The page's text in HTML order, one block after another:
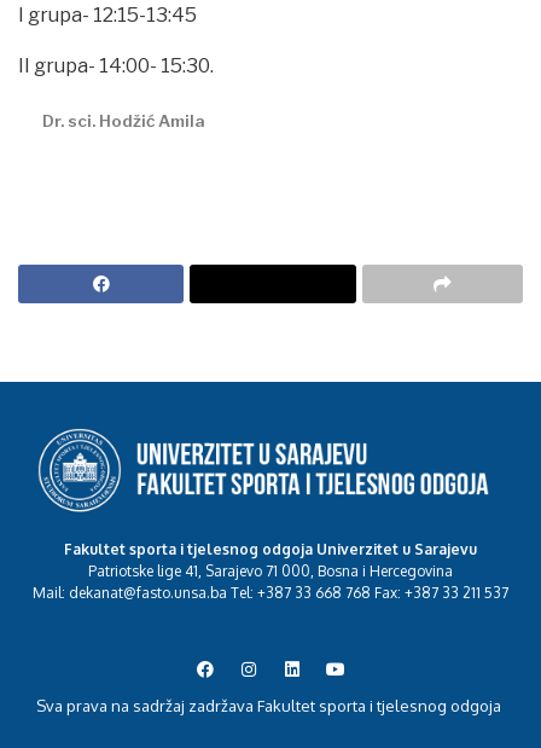
I grupa- 12:15-13:45
II grupa- 14:00- 15:30.
Dr. sci. Hodžić Amila
Fakultet sporta i tjelesnog odgoja Univerzitet u Sarajevu
Patriotske lige 41, Sarajevo 71 000, Bosna i Hercegovina
Mail: dekanat@fasto.unsa.ba Tel: +387 33 668 768 Fax: +387 33 211 537
Sva prava na sadržaj zadržava Fakultet sporta i tjelesnog odgoja